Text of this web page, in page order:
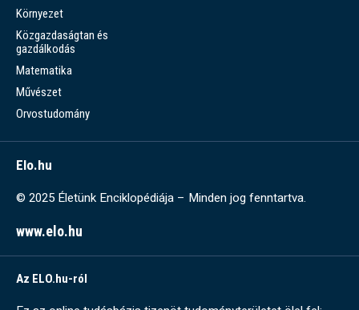
Környezet
Közgazdaságtan és
gazdálkodás
Matematika
Művészet
Orvostudomány
Elo.hu
© 2025 Életünk Enciklopédiája – Minden jog fenntartva.
www.elo.hu
Az ELO.hu-ról